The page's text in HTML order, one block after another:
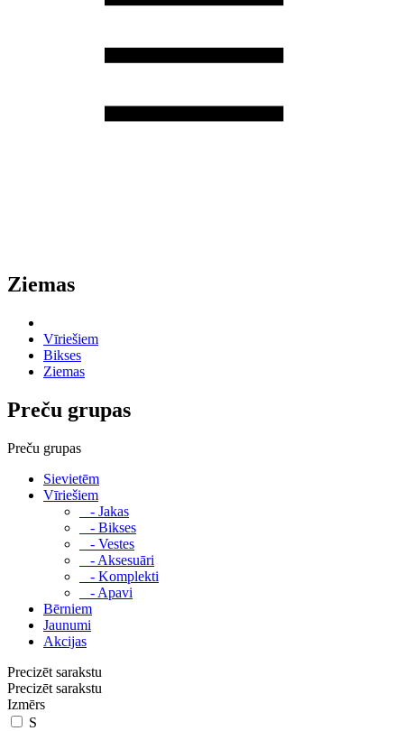
Ziemas
Vīriešiem
Bikses
Ziemas
Preču grupas
Preču grupas
Sievietēm
Vīriešiem
- Jakas
- Bikses
- Vestes
- Aksesuāri
- Komplekti
- Apavi
Bērniem
Jaunumi
Akcijas
Precizēt sarakstu
Precizēt sarakstu
Izmērs
S